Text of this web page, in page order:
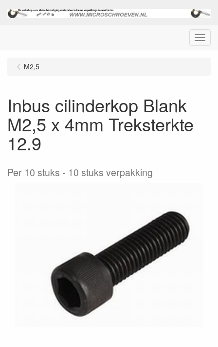
Menu
M2,5
Inbus cilinderkop Blank
M2,5 x 4mm Treksterkte
12.9
Per 10 stuks 10 stuks verpakking